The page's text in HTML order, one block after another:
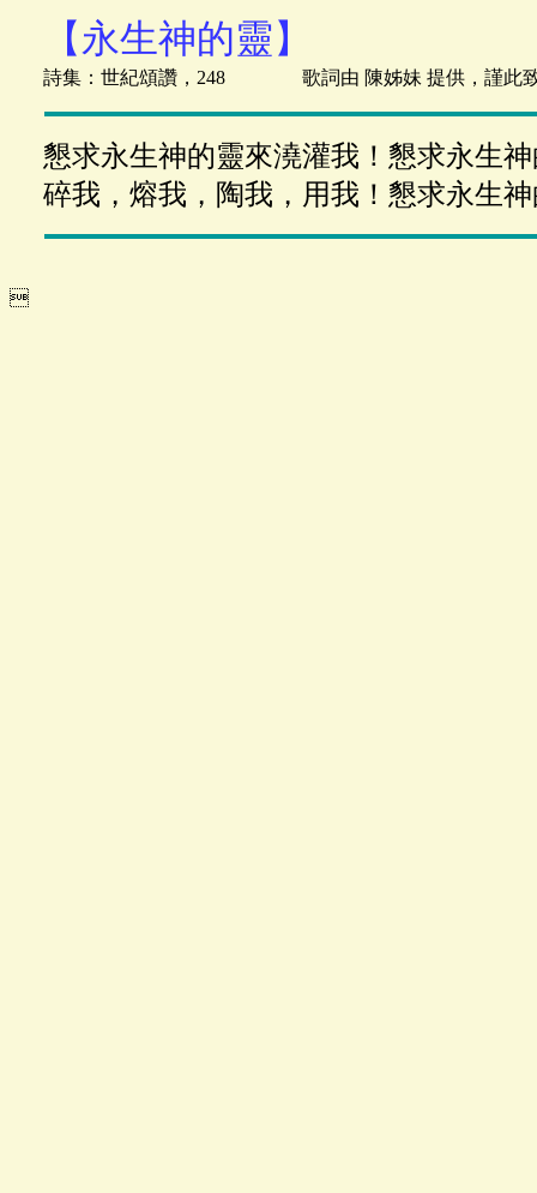
【永生神的靈】
詩集：世紀頌讚，248 歌詞由 陳姊妹 提供，謹此
懇求永生神的靈來澆灌我！懇求永生
碎我，熔我，陶我，用我！懇求永生
